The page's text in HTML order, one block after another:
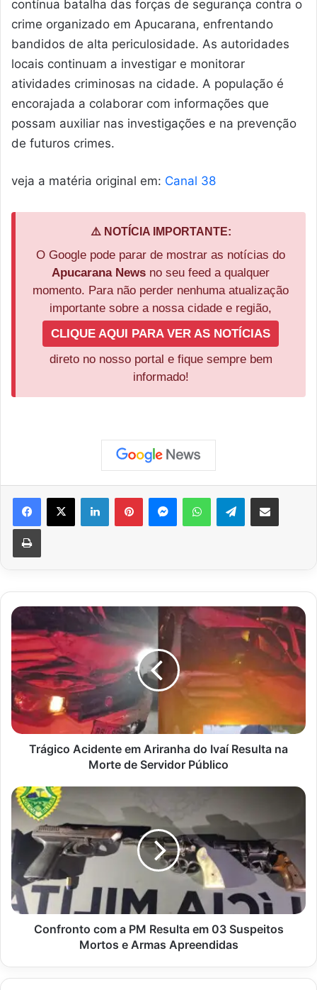
contínua batalha das forças de segurança contra o
crime organizado em Apucarana, enfrentando
bandidos de alta periculosidade. As autoridades
locais continuam a investigar e monitorar
atividades criminosas na cidade. A população é
encorajada a colaborar com informações que
possam auxiliar nas investigações e na prevenção
de futuros crimes.
veja a matéria original em: Canal 38
⚠️ NOTÍCIA IMPORTANTE:
O Google pode parar de mostrar as notícias do
Apucarana News no seu feed a qualquer
momento. Para não perder nenhuma atualização
importante sobre a nossa cidade e região,
CLIQUE AQUI PARA VER AS NOTÍCIAS
direto no nosso portal e fique sempre bem
informado!
Facebook
X LinkedinPinterestMessengerWhatsAppTelegramCompartilhar via e-mail
Imprimir
Trágico
Acidente
em
Ariranha
do
Ivaí
Resulta
na
Morte
Trágico Acidente em Ariranha do Ivaí Resulta na
Morte de Servidor Público
Confronto
com
PM
Resulta
em
03
Suspeitos
Mortos
Confronto com a PM Resulta em 03 Suspeitos
Mortos e Armas Apreendidas